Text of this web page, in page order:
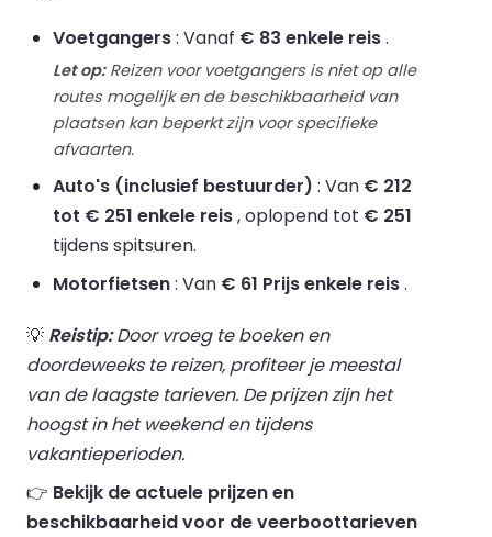
Voetgangers: Vanaf € 83 enkele reis.
Let op:Reizen voor voetgangers is niet op alle
routes mogelijk en de beschikbaarheid van
plaatsen kan beperkt zijn voor specifieke
afvaarten.
Auto's (inclusief bestuurder) : Van € 212
tot € 251 enkele reis, oplopend tot € 251
tijdens spitsuren.
Motorfietsen: Van € 61 Prijs enkele reis.
💡 Reistip:Door vroeg te boeken en
doordeweeks te reizen, profiteer je meestal
van de laagste tarieven. De prijzen zijn het
hoogst in het weekend en tijdens
vakantieperioden.
👉 Bekijk de actuele prijzen en
beschikbaarheid voor de veerboottarieven